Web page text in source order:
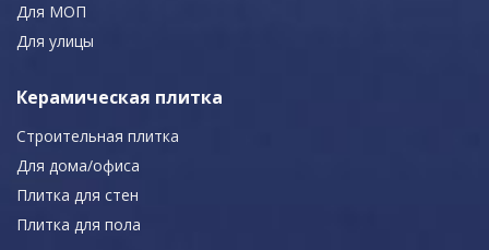
Для МОП
Для улицы
Керамическая плитка
Строительная плитка
Для дома/офиса
Плитка для стен
Плитка для пола